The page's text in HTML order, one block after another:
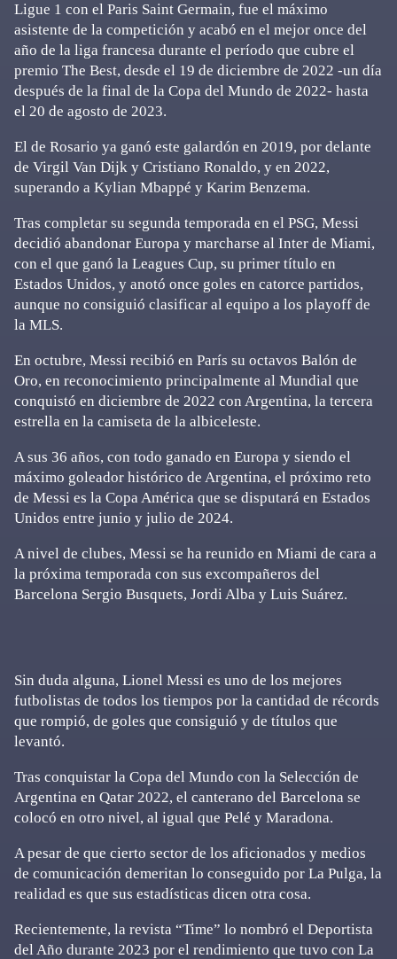
Ligue 1 con el Paris Saint Germain, fue el máximo
asistente de la competición y acabó en el mejor once del
año de la liga francesa durante el período que cubre el
premio The Best, desde el 19 de diciembre de 2022 -un día
después de la final de la Copa del Mundo de 2022- hasta
el 20 de agosto de 2023.
El de Rosario ya ganó este galardón en 2019, por delante
de Virgil Van Dijk y Cristiano Ronaldo, y en 2022,
superando a Kylian Mbappé y Karim Benzema.
Tras completar su segunda temporada en el PSG, Messi
decidió abandonar Europa y marcharse al Inter de Miami,
con el que ganó la Leagues Cup, su primer título en
Estados Unidos, y anotó once goles en catorce partidos,
aunque no consiguió clasificar al equipo a los playoff de
la MLS.
En octubre, Messi recibió en París su octavos Balón de
Oro, en reconocimiento principalmente al Mundial que
conquistó en diciembre de 2022 con Argentina, la tercera
estrella en la camiseta de la albiceleste.
A sus 36 años, con todo ganado en Europa y siendo el
máximo goleador histórico de Argentina, el próximo reto
de Messi es la Copa América que se disputará en Estados
Unidos entre junio y julio de 2024.
A nivel de clubes, Messi se ha reunido en Miami de cara a
la próxima temporada con sus excompañeros del
Barcelona Sergio Busquets, Jordi Alba y Luis Suárez.
Sin duda alguna, Lionel Messi es uno de los mejores
futbolistas de todos los tiempos por la cantidad de récords
que rompió, de goles que consiguió y de títulos que
levantó.
Tras conquistar la Copa del Mundo con la Selección de
Argentina en Qatar 2022, el canterano del Barcelona se
colocó en otro nivel, al igual que Pelé y Maradona.
A pesar de que cierto sector de los aficionados y medios
de comunicación demeritan lo conseguido por La Pulga, la
realidad es que sus estadísticas dicen otra cosa.
Recientemente, la revista “Time” lo nombró el Deportista
del Año durante 2023 por el rendimiento que tuvo con La